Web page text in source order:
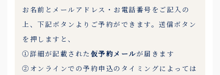
お名前とメールアドレス・お電話番号をご記入の
上、下記ボタンよりご予約ができます。送信ボタン
を押しますと、
①詳細が記載された 仮予約メールが届きます
②オンラインでの予約申込のタイミングによっては